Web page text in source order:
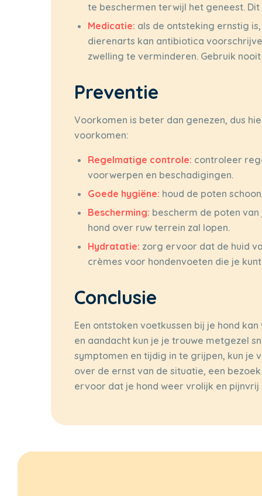
te beschermen terwijl het geneest.
Medicatie: als de ontsteking ernstig
dierenarts kan antibiotica
zwelling te verminderen. Gebruik
Preventie
Voorkomen is beter dan genezen, dus
voorkomen:
Regelmatige controle: controleer
voorwerpen en beschadigingen.
Goede hygiëne: houd de poten
Bescherming: bescherm de poten
hond over ruw terrein zal lopen.
Hydratatie: zorg ervoor dat de huid
crèmes voor hondenvoeten die je
Conclusie
Een ontstoken voetkussen bij je hond
en aandacht kun je je trouwe metgezel
symptomen en tijdig in te grijpen, kun je
over de ernst van de situatie, een
ervoor dat je hond weer vrolijk en pijnvrij